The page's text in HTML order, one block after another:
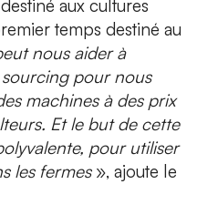
aux cultures
temps destiné au
nous aider à
pour nous
machines à des prix
Et le but de cette
pour utiliser
les fermes », ajoute le